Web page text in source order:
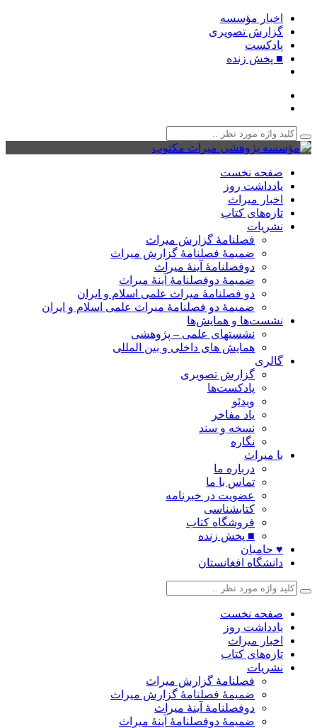
اخبار مؤسسه
گزارش تصویری
پادکست‌
■ پخش زنده
صفحه نخست
یادداشت روز
اخبار میراث
تازه‌های کتاب
نشریات
فصلنامۀ گزارش میراث
ضمیمۀ فصلنامۀ گزارش میراث
دوفصلنامۀ آینۀ میراث
ضمیمۀ دوفصلنامۀ آینۀ میراث
دو فصلنامۀ میراث علمی اسلام و ایران
ضمیمۀ دو فصلنامۀ میراث علمی اسلام و ایران
نشست‌ها و همایش‌ها
نشستهای علمی – پژوهشی
همایش های داخلی و بین المللی
گالری
گزارش تصویری
پادکست‌ها
ویدئو
یاد مفاخر
نسخه و سند
نگاره
با میراث
درباره ما
تماس با ما
عضویت در خبرنامه
کتابشناسی
فروشگاه کتاب
■ پخش زنده
♥ حامیان
دانشگاه افغانستان
صفحه نخست
یادداشت روز
اخبار میراث
تازه‌های کتاب
نشریات
فصلنامۀ گزارش میراث
ضمیمۀ فصلنامۀ گزارش میراث
دوفصلنامۀ آینۀ میراث
ضمیمۀ دوفصلنامۀ آینۀ میراث